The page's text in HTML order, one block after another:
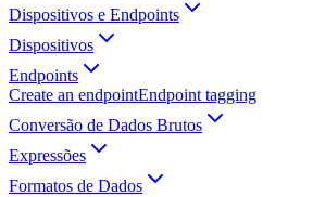
Dispositivos e Endpoints
Dispositivos
Endpoints
Create an endpointEndpoint tagging
Conversão de Dados Brutos
Expressões
Formatos de Dados